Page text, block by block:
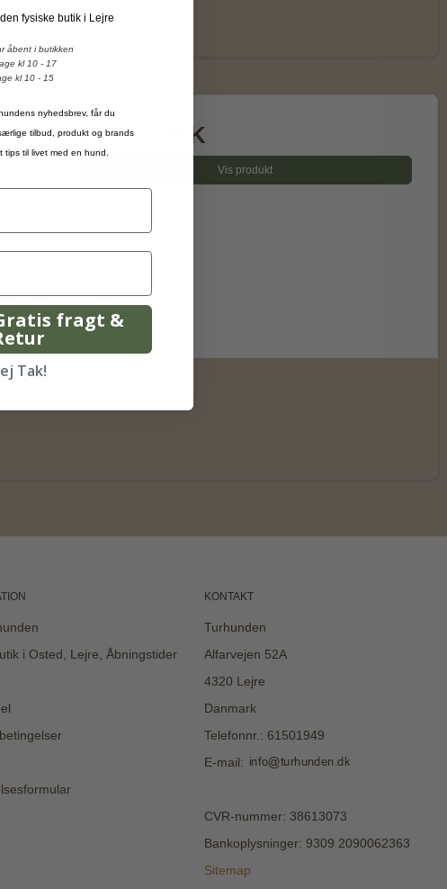
129,00 DKK
Vis produkt
i Osted, Lejre, Åbningstider
KONTAKT
Turhunden
Alfarvejen 52A
4320 Lejre
Danmark
Telefonnr. : 61501949
E-mail:
CVR-nummer: 38613073
Bankoplysninger: 9309 2090062363
Sitemap
fysiske butik i Lejre
åbent i butikken
kl 10 - 17
kl 10 - 15
nyhedsbrev, får du
tilbud, produkt og brands
tips til livet med en hund.
fragt &
Tak!